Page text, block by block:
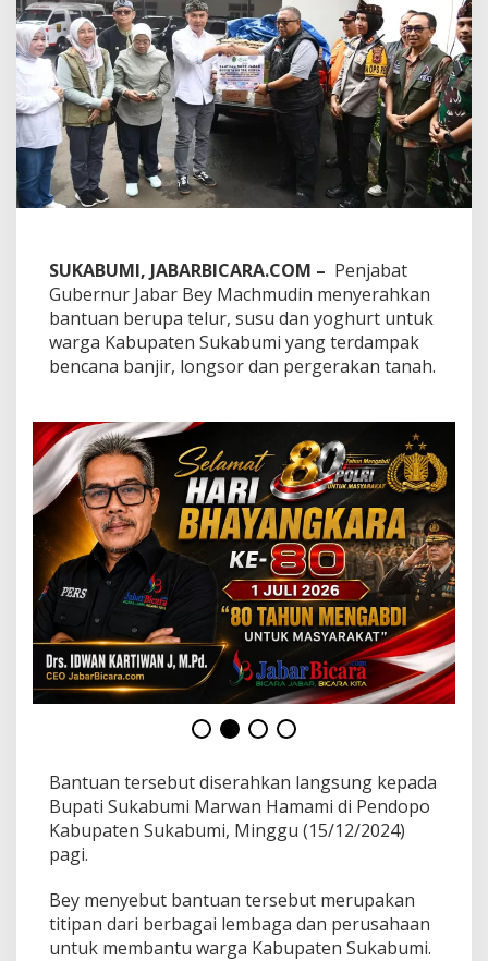
a
h
k
a
n
B
u
a
k
a
n
n
d
a
W
a
g
a
T
e
r
d
m
B
e
a
SUKABUMI, JABARBICARA.COM – Penjabat
Gubernur Jabar Bey Machmudin menyerahkan
bantuan berupa telur, susu dan yoghurt untuk
warga Kabupaten Sukabumi yang terdampak
bencana banjir, longsor dan pergerakan tanah.
Bantuan tersebut diserahkan langsung kepada
Bupati Sukabumi Marwan Hamami di Pendopo
Kabupaten Sukabumi, Minggu (15/12/2024)
pagi.
Bey menyebut bantuan tersebut merupakan
titipan dari berbagai lembaga dan perusahaan
untuk membantu warga Kabupaten Sukabumi.